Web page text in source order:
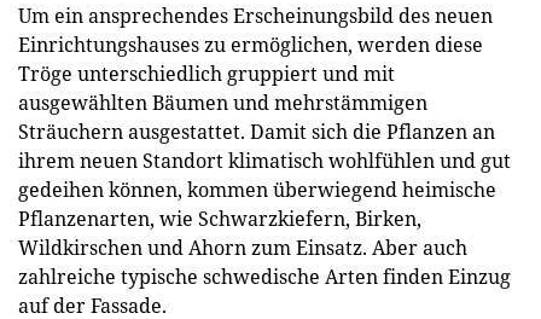
Um ein ansprechendes Erscheinungsbild des neuen
Einrichtungshauses zu ermöglichen, werden diese
Tröge unterschiedlich gruppiert und mit
ausgewählten Bäumen und mehrstämmigen
Sträuchern ausgestattet. Damit sich die Pflanzen an
ihrem neuen Standort klimatisch wohlfühlen und gut
gedeihen können, kommen überwiegend heimische
Pflanzenarten, wie Schwarzkiefern, Birken,
Wildkirschen und Ahorn zum Einsatz. Aber auch
zahlreiche typische schwedische Arten finden Einzug
auf der Fassade.